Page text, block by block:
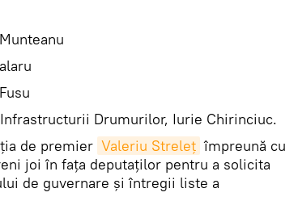
Drumurilor, Iurie Chirinciuc.
de premier Valeriu Streleţ împreună cu
joi în faţa deputaţilor pentru a solicita
de guvernare şi întregii liste a